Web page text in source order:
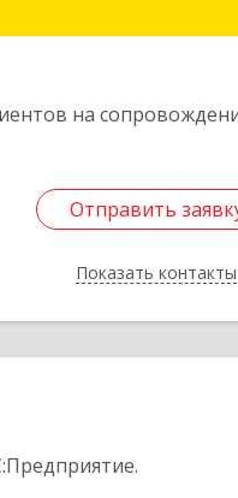
на
Отправить
Показать контакты
Отправить
Назад